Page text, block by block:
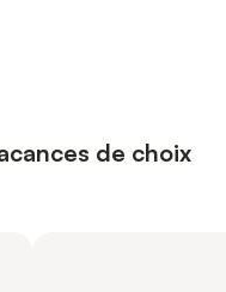
de choix